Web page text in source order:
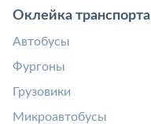
Оклейка транспорта
Автобусы
Фургоны
Грузовики
Микроавтобусы